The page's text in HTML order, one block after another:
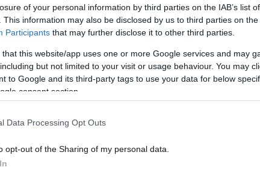
of your personal information by third parties on the IAB’s list
This information may also be disclosed by us to third parties on the
Participants that may further disclose it to other third parties.
that this website/app uses one or more Google services and may
but not limited to your visit or usage behaviour. You may
to Google and its third-party tags to use your data for below
consent section.
Data Processing Opt Outs
opt-out of the Sharing of my personal data.
04·05·2026 13:36
φαινόμενο στην Ινδονησία: Ιριδίζοντα
σύννεφα άφησαν άναυδους
κατοίκους και επισκέπτες